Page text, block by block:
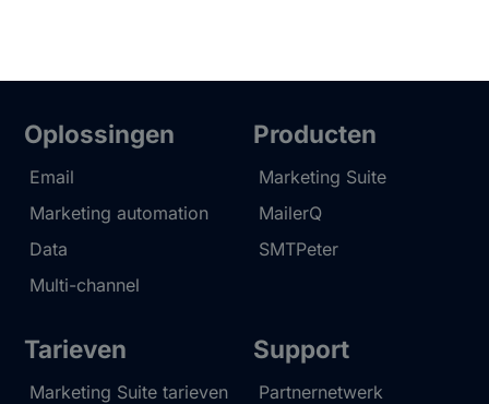
Oplossingen
Email
Marketing automation
Data
Multi-channel
Producten
Marketing Suite
MailerQ
SMTPeter
Tarieven
Marketing Suite tarieven
Support
Partnernetwerk